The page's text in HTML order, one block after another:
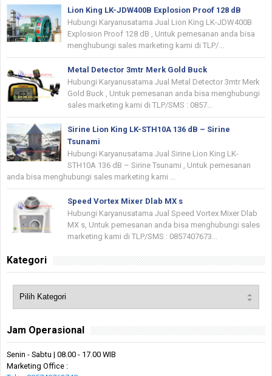
Lion King LK-JDW400B Explosion Proof 128 dB
Hubungi Karyanusatama Jual Lion King LK-JDW400B
Explosion Proof 128 dB , Untuk pemesanan anda bisa
menghubungi sales marketing kami di TLP/...
Metal Detector 3mtr Merk Gold Buck
Hubungi Karyanusatama Jual Metal Detector 3mtr Merk
Gold Buck , Untuk pemesanan anda bisa menghubungi
sales marketing kami di TLP/SMS : 0857...
Sirine Lion King LK-STH10A 136 dB – Sirine
Tsunami
Hubungi Karyanusatama Jual Sirine Lion King LK-
STH10A 136 dB – Sirine Tsunami , Untuk pemesanan
anda bisa menghubungi sales marketing kami ...
Speed Vortex Mixer Dlab MX s
Hubungi Karyanusatama Jual Speed Vortex Mixer Dlab
MX s, Untuk pemesanan anda bisa menghubungi sales
marketing kami di TLP/SMS : 0857407673...
Kategori
Jam Operasional
Senin - Sabtu | 08.00 - 17.00 WIB
Marketing Office :